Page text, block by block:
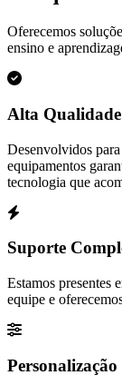
Oferecemos
ensino e
Alta Qualidade
Desenvolvidos
equipamentos
tecnologia que
Suporte
Estamos presentes
equipe e
Personalização